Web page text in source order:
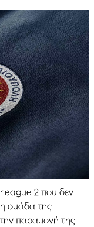
2 που δεν
η ομάδα της
παραμονή της